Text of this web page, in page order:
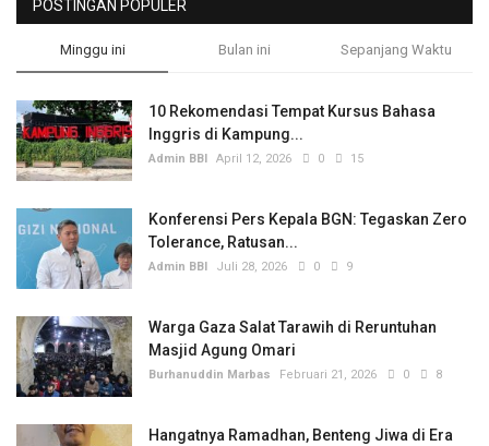
POSTINGAN POPULER
Minggu ini Bulan ini Sepanjang Waktu
10 Rekomendasi Tempat Kursus Bahasa
Inggris di Kampung...
Admin BBI April 12, 2026 0 15
Konferensi Pers Kepala BGN: Tegaskan Zero
Tolerance, Ratusan...
Admin BBI Juli 28, 2026 0 9
Warga Gaza Salat Tarawih di Reruntuhan
Masjid Agung Omari
Burhanuddin Marbas Februari 21, 2026 0 8
Hangatnya Ramadhan, Benteng Jiwa di Era